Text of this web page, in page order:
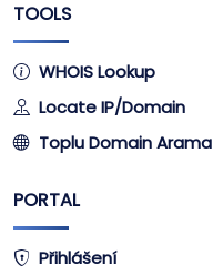
TOOLS
WHOIS Lookup
Locate IP/Domain
Toplu Domain Arama
PORTAL
Přihlášení